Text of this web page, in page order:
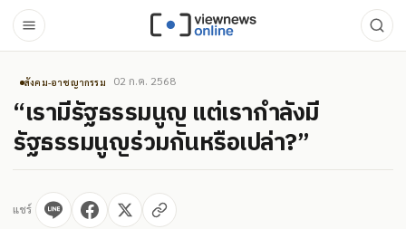
สังคม-อาชญากรรม 02 ก.ค. 2568
“เรามีรัฐธรรมนูญ แต่เรากำลังมี
รัฐธรรมนูญร่วมกันหรือเปล่า?”
แชร์